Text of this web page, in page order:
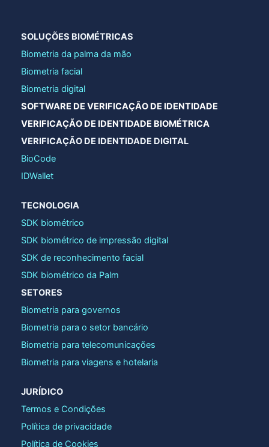
SOLUÇÕES BIOMÉTRICAS
Biometria da palma da mão
Biometria facial
Biometria digital
SOFTWARE DE VERIFICAÇÃO DE IDENTIDADE
VERIFICAÇÃO DE IDENTIDADE BIOMÉTRICA
VERIFICAÇÃO DE IDENTIDADE DIGITAL
BioCode
IDWallet
TECNOLOGIA
SDK biométrico
SDK biométrico de impressão digital
SDK de reconhecimento facial
SDK biométrico da Palm
SETORES
Biometria para governos
Biometria para o setor bancário
Biometria para telecomunicações
Biometria para viagens e hotelaria
JURÍDICO
Termos e Condições
Política de privacidade
Política de Cookies